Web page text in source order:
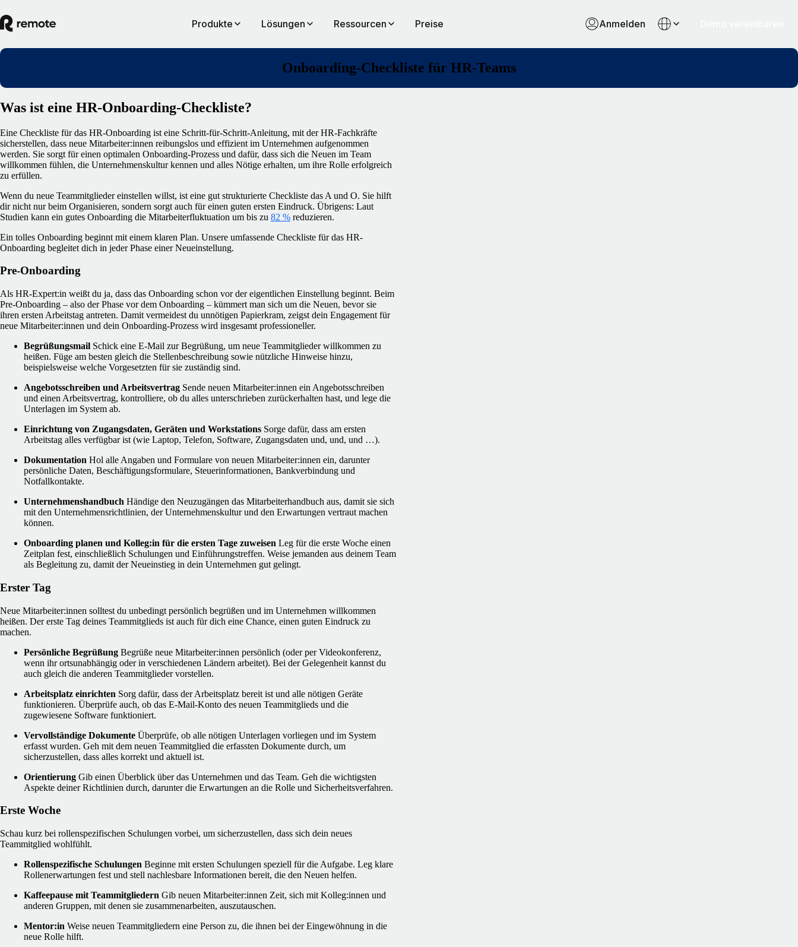
Produkte Lösungen Ressourcen Preise Anmelden
Onboarding-Checkliste für HR-Teams
Was ist eine HR-Onboarding-Checkliste?
Eine Checkliste für das HR-Onboarding ist eine Schritt-für-Schritt-Anleitung, mit der HR-Fachkräfte
sicherstellen, dass neue Mitarbeiter:innen reibungslos und effizient im Unternehmen aufgenommen
werden. Sie sorgt für einen optimalen Onboarding-Prozess und dafür, dass sich die Neuen im Team
willkommen fühlen, die Unternehmenskultur kennen und alles Nötige erhalten, um ihre Rolle erfolgreich
zu erfüllen.
Wenn du neue Teammitglieder einstellen willst, ist eine gut strukturierte Checkliste das A und O. Sie hilft
dir nicht nur beim Organisieren, sondern sorgt auch für einen guten ersten Eindruck. Übrigens: Laut
Studien kann ein gutes Onboarding die Mitarbeiterfluktuation um bis zu 82 % reduzieren.
Ein tolles Onboarding beginnt mit einem klaren Plan. Unsere umfassende Checkliste für das HR-
Onboarding begleitet dich in jeder Phase einer Neueinstellung.
Pre-Onboarding
Als HR-Expert:in weißt du ja, dass das Onboarding schon vor der eigentlichen Einstellung beginnt. Beim
Pre-Onboarding – also der Phase vor dem Onboarding – kümmert man sich um die Neuen, bevor sie
ihren ersten Arbeitstag antreten. Damit vermeidest du unnötigen Papierkram, zeigst dein Engagement für
neue Mitarbeiter:innen und dein Onboarding-Prozess wird insgesamt professioneller.
Begrüßungsmail Schick eine E-Mail zur Begrüßung, um neue Teammitglieder willkommen zu
heißen. Füge am besten gleich die Stellenbeschreibung sowie nützliche Hinweise hinzu,
beispielsweise welche Vorgesetzten für sie zuständig sind.
Angebotsschreiben und Arbeitsvertrag Sende neuen Mitarbeiter:innen ein Angebotsschreiben
und einen Arbeitsvertrag, kontrolliere, ob du alles unterschrieben zurückerhalten hast, und lege die
Unterlagen im System ab.
Einrichtung von Zugangsdaten, Geräten und Workstations Sorge dafür, dass am ersten
Arbeitstag alles verfügbar ist (wie Laptop, Telefon, Software, Zugangsdaten und, und, und …).
Dokumentation Hol alle Angaben und Formulare von neuen Mitarbeiter:innen ein, darunter
persönliche Daten, Beschäftigungsformulare, Steuerinformationen, Bankverbindung und
Notfallkontakte.
Unternehmenshandbuch Händige den Neuzugängen das Mitarbeiterhandbuch aus, damit sie sich
mit den Unternehmensrichtlinien, der Unternehmenskultur und den Erwartungen vertraut machen
können.
Onboarding planen und Kolleg:in für die ersten Tage zuweisen Leg für die erste Woche einen
Zeitplan fest, einschließlich Schulungen und Einführungstreffen. Weise jemanden aus deinem Team
als Begleitung zu, damit der Neueinstieg in dein Unternehmen gut gelingt.
Erster Tag
Neue Mitarbeiter:innen solltest du unbedingt persönlich begrüßen und im Unternehmen willkommen
heißen. Der erste Tag deines Teammitglieds ist auch für dich eine Chance, einen guten Eindruck zu
machen.
Persönliche Begrüßung Begrüße neue Mitarbeiter:innen persönlich (oder per Videokonferenz,
wenn ihr ortsunabhängig oder in verschiedenen Ländern arbeitet). Bei der Gelegenheit kannst du
auch gleich die anderen Teammitglieder vorstellen.
Arbeitsplatz einrichten Sorg dafür, dass der Arbeitsplatz bereit ist und alle nötigen Geräte
funktionieren. Überprüfe auch, ob das E-Mail-Konto des neuen Teammitglieds und die
zugewiesene Software funktioniert.
Vervollständige Dokumente Überprüfe, ob alle nötigen Unterlagen vorliegen und im System
erfasst wurden. Geh mit dem neuen Teammitglied die erfassten Dokumente durch, um
sicherzustellen, dass alles korrekt und aktuell ist.
Orientierung Gib einen Überblick über das Unternehmen und das Team. Geh die wichtigsten
Aspekte deiner Richtlinien durch, darunter die Erwartungen an die Rolle und Sicherheitsverfahren.
Erste Woche
Schau kurz bei rollenspezifischen Schulungen vorbei, um sicherzustellen, dass sich dein neues
Teammitglied wohlfühlt.
Rollenspezifische Schulungen Beginne mit ersten Schulungen speziell für die Aufgabe. Leg klare
Rollenerwartungen fest und stell nachlesbare Informationen bereit, die den Neuen helfen.
Kaffeepause mit Teammitgliedern Gib neuen Mitarbeiter:innen Zeit, sich mit Kolleg:innen und
anderen Gruppen, mit denen sie zusammenarbeiten, auszutauschen.
Mentor:in Weise neuen Teammitgliedern eine Person zu, die ihnen bei der Eingewöhnung in die
neue Rolle hilft.